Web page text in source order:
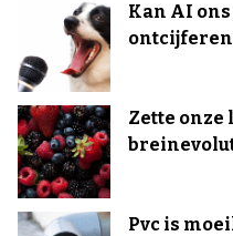
Kan AI
Zette onze
Pvc is